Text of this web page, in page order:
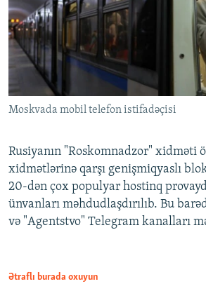
Moskvada mobil telefon istifadəçisi
Rusiyanın "Roskomnadzor" xidməti
xidmətlərinə qarşı genişmiqyaslı
20-dən çox populyar hostinq
ünvanları məhdudlaşdırılıb. Bu
və "Agentstvo" Telegram kanalları
Ətraflı burada oxuyun